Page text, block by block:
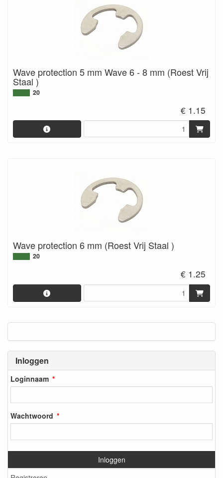
Inloggen
Loginnaam
Wachtwoord
Inloggen
Wave protection 5 mm Wave 6 - 8 mm (Roest Vrij
Staal )
20
€ 1.15
Wave protection 6 mm (Roest Vrij Staal )
20
€ 1.25